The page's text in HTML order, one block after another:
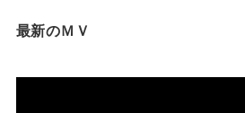
最新のＭＶ